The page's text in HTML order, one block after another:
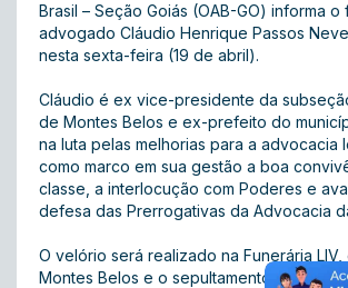
Brasil – Seção Goiás (OAB-GO) informa
advogado Cláudio Henrique Passos
nesta sexta-feira (19 de abril).
Cláudio é ex vice-presidente da
de Montes Belos e ex-prefeito do
na luta pelas melhorias para a advocacia
como marco em sua gestão a boa
classe, a interlocução com Poderes e
defesa das Prerrogativas da Advocacia
O velório será realizado na Funerária LIV,
Montes Belos e o sepultamento às 18h